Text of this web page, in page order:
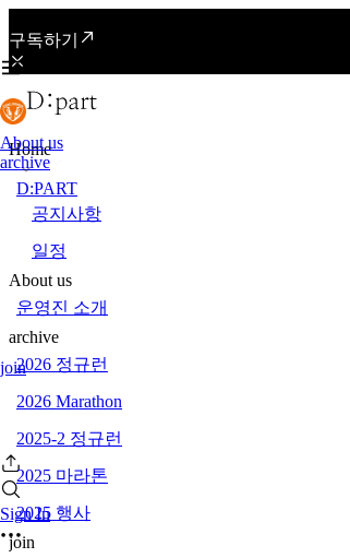
구독하기
About us
archive
join
Sign In
Home
D:PART
공지사항
일정
About us
운영진 소개
archive
2026 정규런
2026 Marathon
2025-2 정규런
2025 마라톤
2025 행사
join